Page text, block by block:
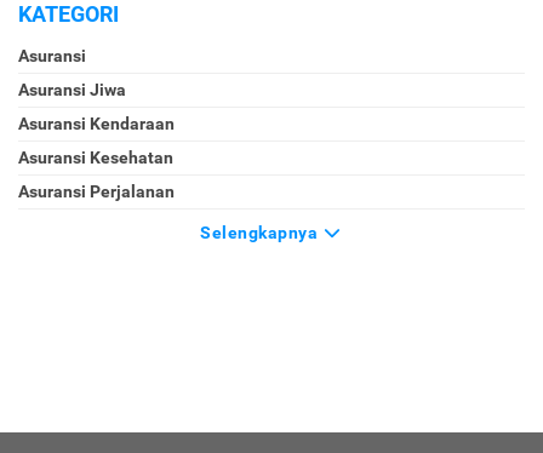
KATEGORI
Asuransi
Asuransi Jiwa
Asuransi Kendaraan
Asuransi Kesehatan
Asuransi Perjalanan
Selengkapnya